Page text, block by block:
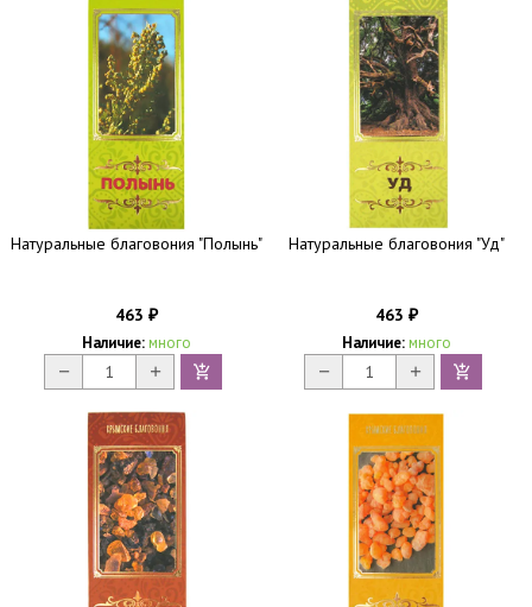
Натуральные благовония "Полынь"
463 ₽
Наличие: много
Натуральные благовония "Уд"
463 ₽
Наличие: много